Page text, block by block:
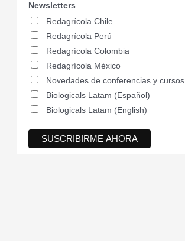
Newsletters
Redagrícola Chile
Redagrícola Perú
Redagrícola Colombia
Redagrícola México
Novedades de conferencias y cursos
Biologicals Latam (Español)
Biologicals Latam (English)